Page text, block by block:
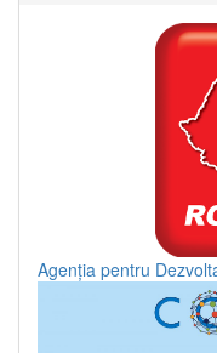
Agenția pentru